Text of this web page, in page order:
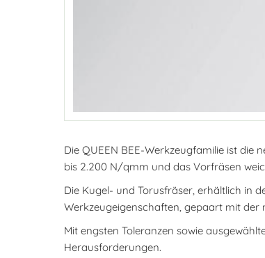
Die QUEEN BEE-Werkzeugfamilie ist
bis 2.200 N/qmm und das Vorfräsen
Die Kugel- und Torusfräser, erhältlich in
Werkzeugeigenschaften, gepaart mit der
Mit engsten Toleranzen sowie
Herausforderungen.